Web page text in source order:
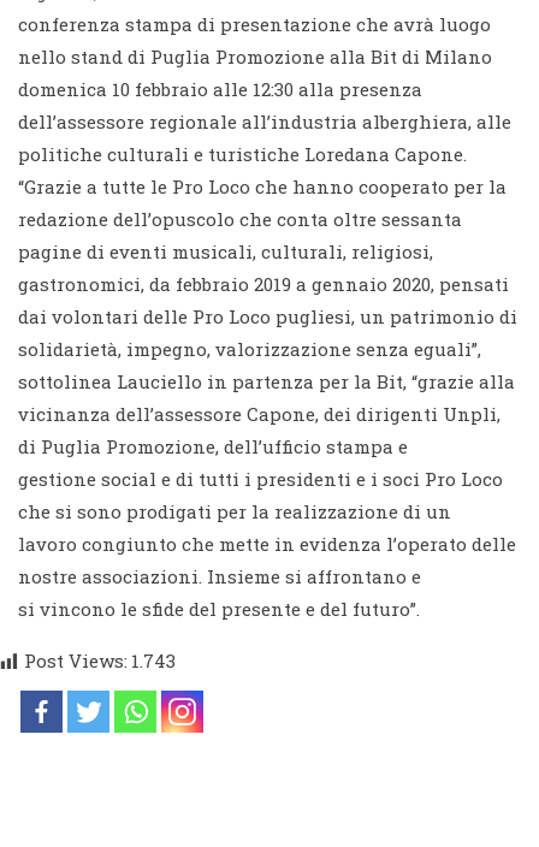
conferenza stampa di presentazione che avrà luogo
nello stand di Puglia Promozione alla Bit di Milano
domenica 10 febbraio alle 12:30 alla presenza
dell’assessore regionale all’industria alberghiera, alle
politiche culturali e turistiche Loredana Capone.
“Grazie a tutte le Pro Loco che hanno cooperato per la
redazione dell’opuscolo che conta oltre sessanta
pagine di eventi musicali, culturali, religiosi,
gastronomici, da febbraio 2019 a gennaio 2020, pensati
dai volontari delle Pro Loco pugliesi, un patrimonio di
solidarietà, impegno, valorizzazione senza eguali”,
sottolinea Lauciello in partenza per la Bit, “grazie alla
vicinanza dell’assessore Capone, dei dirigenti Unpli,
di Puglia Promozione, dell’ufficio stampa e
gestione social e di tutti i presidenti e i soci Pro Loco
che si sono prodigati per la realizzazione di un
lavoro congiunto che mette in evidenza l’operato delle
nostre associazioni. Insieme si affrontano e
si vincono le sfide del presente e del futuro”.
Post Views: 1.743